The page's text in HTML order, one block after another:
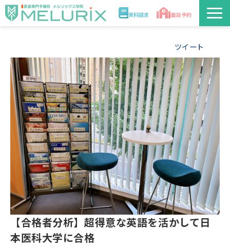
資料請求 面談予約
校舎情報
入学案内
合格実績・合格体験記
医学部解答速報2026
ツイート
【合格者分析】超得意な英語を活かして日
本医科大学に合格